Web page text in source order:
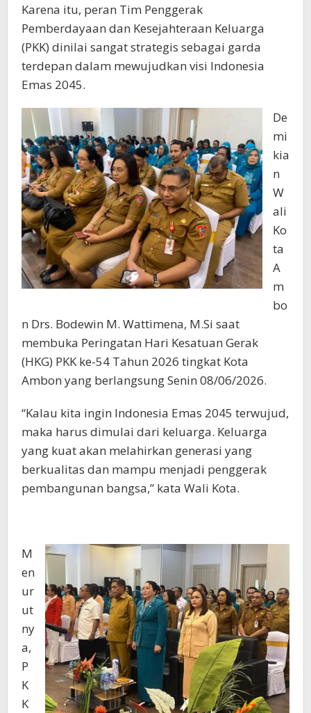
Karena itu, peran Tim Penggerak
Pemberdayaan dan Kesejahteraan Keluarga
(PKK) dinilai sangat strategis sebagai garda
terdepan dalam mewujudkan visi Indonesia
Emas 2045.
De
mi
kia
n
W
ali
Ko
ta
A
m
bo
n Drs. Bodewin M. Wattimena, M.Si saat
membuka Peringatan Hari Kesatuan Gerak
(HKG) PKK ke-54 Tahun 2026 tingkat Kota
Ambon yang berlangsung Senin 08/06/2026.
“Kalau kita ingin Indonesia Emas 2045 terwujud,
maka harus dimulai dari keluarga. Keluarga
yang kuat akan melahirkan generasi yang
berkualitas dan mampu menjadi penggerak
pembangunan bangsa,” kata Wali Kota.
M
en
ur
ut
ny
a,
P
K
K